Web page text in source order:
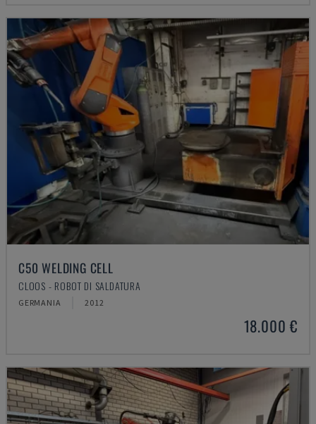
C50 WELDING CELL
CLOOS - ROBOT DI SALDATURA
GERMANIA 2012
18.000 €